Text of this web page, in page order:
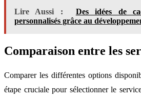
Lire Aussi :
Des idées de
personnalisés grâce au
Comparaison entre les
Comparer les différentes options
étape cruciale pour sélectionner le